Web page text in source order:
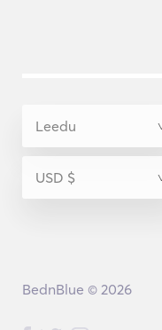
BednBlue © 2026